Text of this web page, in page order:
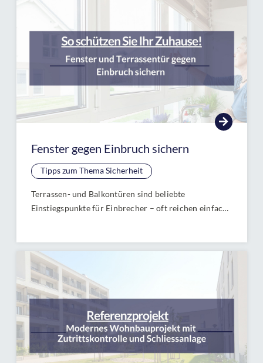
Fenster gegen Einbruch sichern
Tipps zum Thema Sicherheit
Terrassen- und Balkontüren sind beliebte
Einstiegspunkte für Einbrecher – oft reichen einfache
wie Mehrfachverriegelungen, Panzerriegeln und
abschließbaren Griffen. Erfahren Sie in unserem
Ratgeber, wie Sie Terrassen- und Balkontüren effektiv
gegen Einbruch sichern und so für mehr Sicherheit